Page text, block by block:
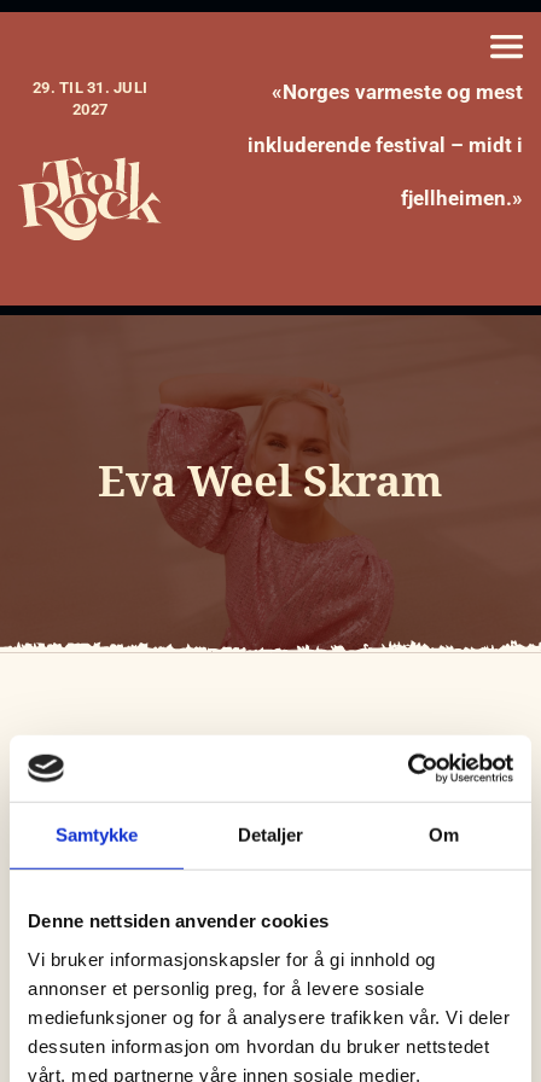
Samtykke Detaljer Om
Denne nettsiden anvender cookies
Vi bruker informasjonskapsler for å gi innhold og
annonser et personlig preg, for å levere sosiale
mediefunksjoner og for å analysere trafikken vår. Vi deler
dessuten informasjon om hvordan du bruker nettstedet
vårt, med partnerne våre innen sosiale medier,
29. TIL 31. JULI
2027
«Norges varmeste og mest
inkluderende festival – midt i
fjellheimen.»
Eva Weel Skram
Med låter som «Om du vil»,
«Selmas sang», og «Kom
igjen», har Eva Weel Skram
etablertseg som en av de
mest folkekjære artistene
her til lands.
Skram har sluppet to album mednorske tekster,Finne
heimfra 2018 ogSleppe takfra 2021, somhar høstet
strålendekritikker, og blitt omtalt som både «Brutalt